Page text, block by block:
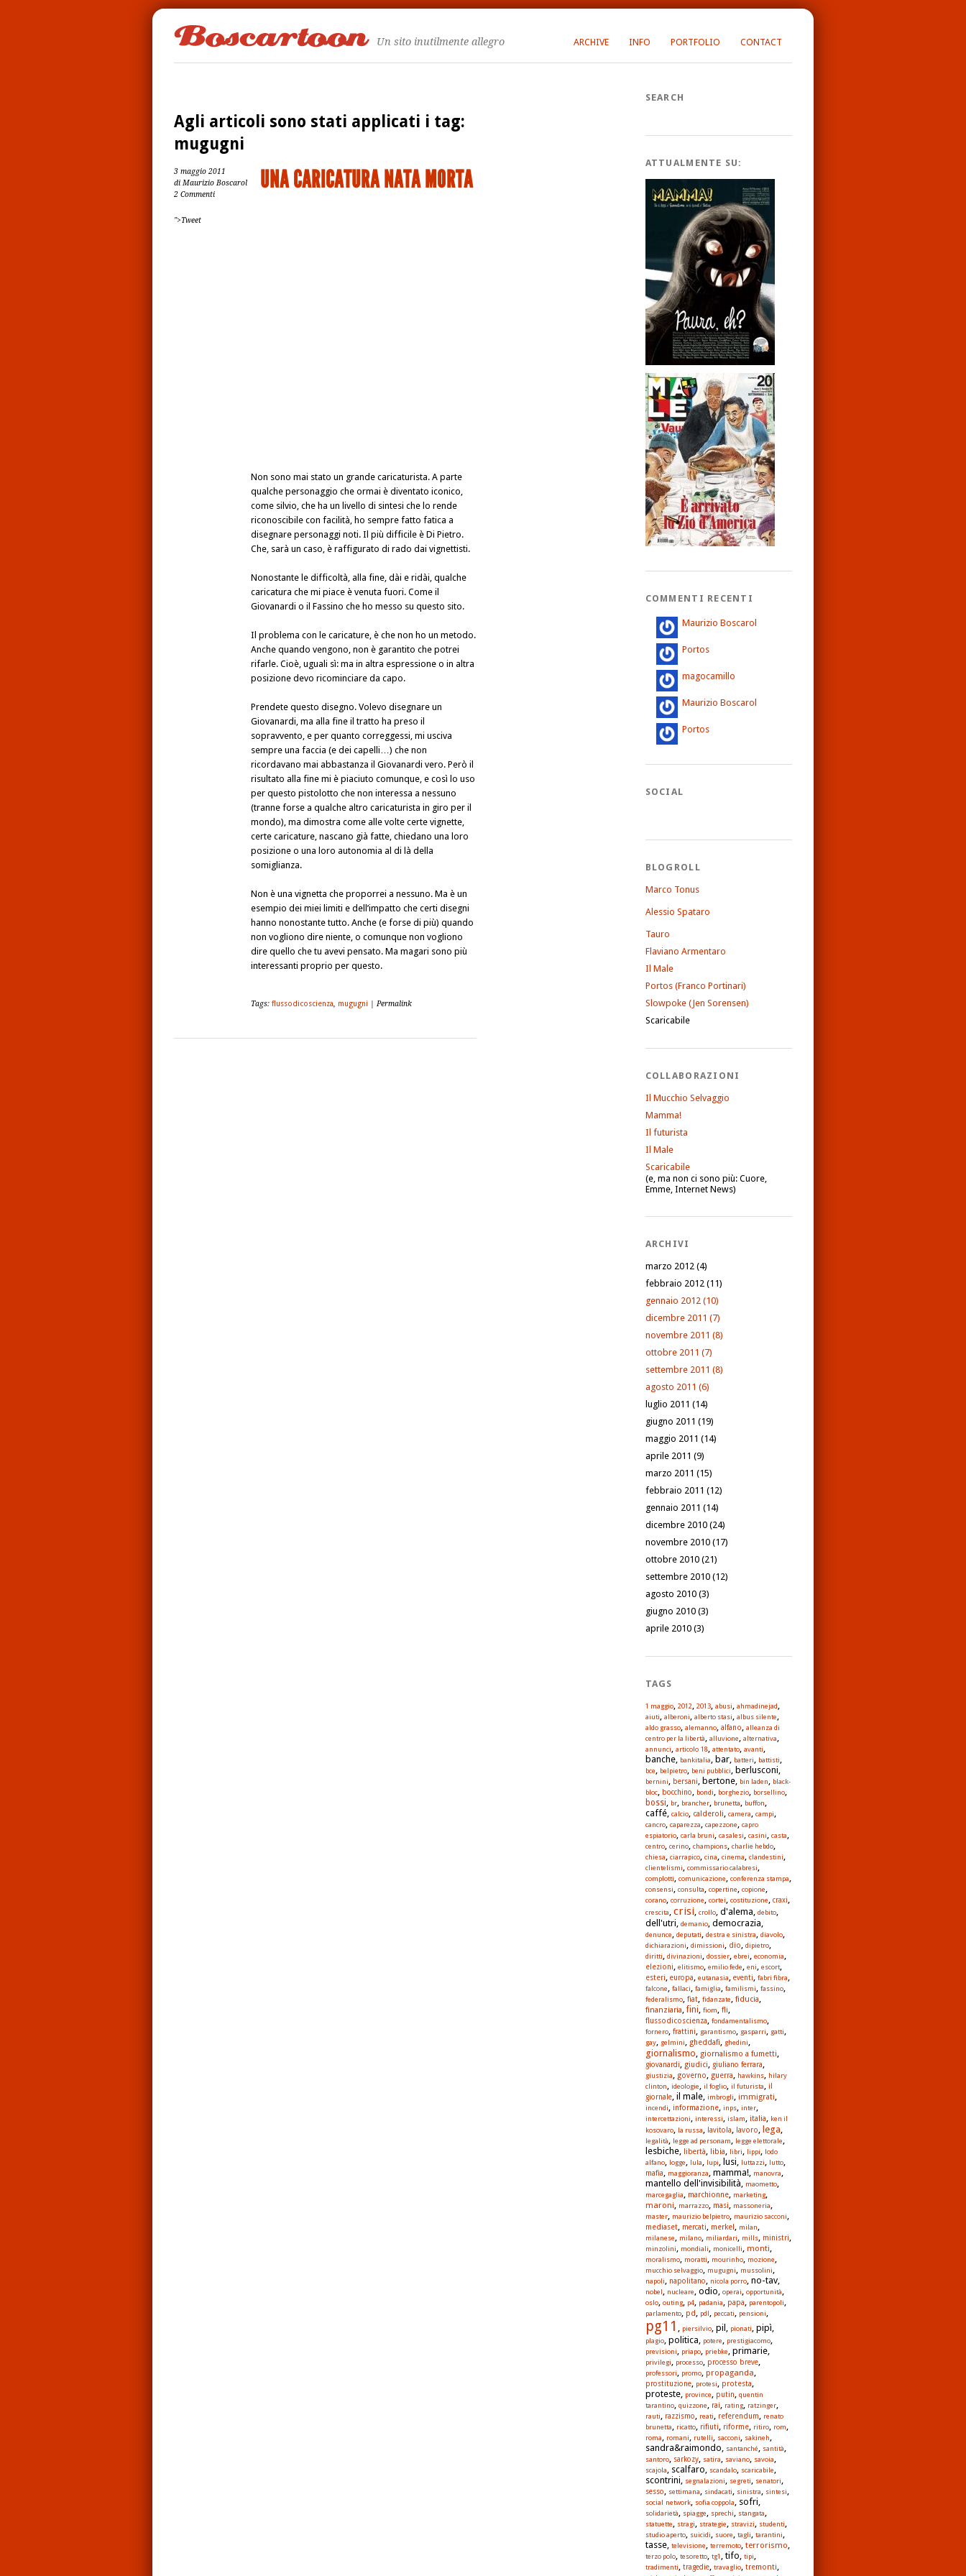
ARCHIVE INFO PORTFOLIO CONTACT
Un sito inutilmente allegro
Agli articoli sono stati applicati i tag:
mugugni
3 maggio 2011
di Maurizio Boscarol
2 Commenti
">Tweet
UNA CARICATURA NATA MORTA
Non sono mai stato un grande caricaturista. A parte
qualche personaggio che ormai è diventato iconico,
come silvio, che ha un livello di sintesi che lo rende
riconoscibile con facilità, ho sempre fatto fatica a
disegnare personaggi noti. Il più difficile è Di Pietro.
Che, sarà un caso, è raffigurato di rado dai vignettisti.
Nonostante le difficoltà, alla fine, dài e ridài, qualche
caricatura che mi piace è venuta fuori. Come il
Giovanardi o il Fassino che ho messo su questo sito.
Il problema con le caricature, è che non ho un metodo.
Anche quando vengono, non è garantito che potrei
rifarle. Cioè, uguali sì: ma in altra espressione o in altra
posizione devo ricominciare da capo.
Prendete questo disegno. Volevo disegnare un
Giovanardi, ma alla fine il tratto ha preso il
sopravvento, e per quanto correggessi, mi usciva
sempre una faccia (e dei capelli…) che non
ricordavano mai abbastanza il Giovanardi vero. Però il
risultato alla fine mi è piaciuto comunque, e così lo uso
per questo pistolotto che non interessa a nessuno
(tranne forse a qualche altro caricaturista in giro per il
mondo), ma dimostra come alle volte certe vignette,
certe caricature, nascano già fatte, chiedano una loro
posizione o una loro autonomia al di là della
somiglianza.
Non è una vignetta che proporrei a nessuno. Ma è un
esempio dei miei limiti e dell’impatto che certi disegni
hanno nonostante tutto. Anche (e forse di più) quando
non vogliono dire niente, o comunque non vogliono
dire quello che tu avevi pensato. Ma magari sono più
interessanti proprio per questo.
Tags:flussodicoscienza mugugni | Permalink
SEARCH
ATTUALMENTE SU:
COMMENTI RECENTI
Maurizio Boscarol
Portos
magocamillo
Maurizio Boscarol
Portos
SOCIAL
BLOGROLL
Marco Tonus
Alessio Spataro
Tauro
Flaviano Armentaro
Il Male
Portos (Franco Portinari)
Slowpoke (Jen Sorensen)
Scaricabile
COLLABORAZIONI
Il Mucchio Selvaggio
Mamma!
Il futurista
Il Male
Scaricabile
(e, ma non ci sono più: Cuore,
Emme, Internet News)
ARCHIVI
marzo 2012 (4)
febbraio 2012 (11)
gennaio 2012 (10)
dicembre 2011 (7)
novembre 2011 (8)
ottobre 2011 (7)
settembre 2011 (8)
agosto 2011 (6)
luglio 2011 (14)
giugno 2011 (19)
maggio 2011 (14)
aprile 2011 (9)
marzo 2011 (15)
febbraio 2011 (12)
gennaio 2011 (14)
dicembre 2010 (24)
novembre 2010 (17)
ottobre 2010 (21)
settembre 2010 (12)
agosto 2010 (3)
giugno 2010 (3)
aprile 2010 (3)
TAGS
1 maggio, 2012, 2013, abusi, ahmadinejad,
aiuti, alberoni, alberto stasi, albus silente,
aldo grasso, alemanno, alfano, alleanza di
centro per la libertà, alluvione, alternativa,
annunci, articolo 18, attentato, avanti,
banche, bankitalia, bar, batteri, battisti,
bce, belpietro, beni pubblici, berlusconi,
bernini, bersani, bertone, bin laden, black-
bloc, bocchino, bondi, borghezio, borsellino,
bossi, br, brancher, brunetta, buffon,
caffé, calcio, calderoli, camera, campi,
cancro, caparezza, capezzone, capro
espiatorio, carla bruni, casalesi, casini, casta,
centro, cerino, champions, charlie hebdo,
chiesa, ciarrapico, cina, cinema, clandestini,
clientelismi, commissario calabresi,
complotti, comunicazione, conferenza stampa,
consensi, consulta, copertine, copione,
corano, corruzione, cortei, costituzione, craxi,
crescita, crisi, crollo, d'alema, debito,
dell'utri, demanio, democrazia,
denunce, deputati, destra e sinistra, diavolo,
dichiarazioni, dimissioni, dio, dipietro,
diritti, divinazioni, dossier, ebrei, economia,
elezioni, elitismo, emilio fede, eni, escort,
esteri, europa, eutanasia, eventi, fabri fibra,
falcone, fallaci, famiglia, familismi, fassino,
federalismo, fiat, fidanzate, fiducia,
finanziaria,fini, fiom, fli,
flussodicoscienza, fondamentalismo,
fornero, frattini, garantismo, gasparri, gatti,
gay, gelmini, gheddafi, ghedini,
giornalismo, giornalismo a fumetti,
giovanardi, giudici, giuliano ferrara,
giustizia, governo, guerra, hawkins, hilary
clinton, ideologie, il foglio, il futurista, il
giornale, il male, imbrogli, immigrati,
incendi, informazione, inps, inter,
intercettazioni, interessi, islam, italia, ken il
kosovaro, la russa, lavitola, lavoro, lega,
legalità, legge ad personam, legge elettorale,
lesbiche,
libertà, libia, libri, lippi, lodo
alfano, logge, lula, lupi, lusi, luttazzi, lutto,
mafia, maggioranza, mamma!, manovra,
mantello dell'invisibilità, maometto,
marcegaglia, marchionne, marketing,
maroni, marrazzo, masi, massoneria,
master, maurizio belpietro, maurizio sacconi,
mediaset, mercati, merkel, milan,
milanese, milano, miliardari, mills, ministri,
minzolini, mondiali, monicelli, monti,
moralismo, moratti, mourinho, mozione,
mucchio selvaggio, mugugni, mussolini,
napoli, napolitano, nicola porro, no-tav,
nobel, nucleare, odio, operai, opportunità,
oslo, outing, p4, padania, papa, parentopoli,
parlamento, pd, pdl, peccati, pensioni,
pg11 , piersilvio, pil, pionati, pipì,
plagio, politica, potere, prestigiacomo,
previsioni, priapo, priebke, primarie,
privilegi, processo, processo breve,
professori, promo, propaganda,
prostituzione, protesi, protesta,
proteste, province, putin, quentin
tarantino, quizzone, rai, rating, ratzinger,
rauti, razzismo, reati, referendum, renato
brunetta, ricatto, rifiuti, riforme, ritiro, rom,
roma, romani, rutelli, sacconi, sakineh,
sandra&raimondo, santanché, santità,
santoro, sarkozy, satira, saviano, savoia,
scajola, scalfaro, scandalo, scaricabile,
scontrini, segnalazioni, segreti, senatori,
sesso, settimana, sindacati, sinistra, sintesi,
social network, sofia coppola, sofri,
solidarietà, spiagge, sprechi, stangata,
statuette, stragi, strategie, stravizi, studenti,
studio aperto, suicidi, suore, tagli, tarantini,
tasse, televisione, terremoto, terrorismo,
terzo polo, tesoretto, tg1 , tifo, tipi,
tradimenti, tragedie, travaglio, tremonti,